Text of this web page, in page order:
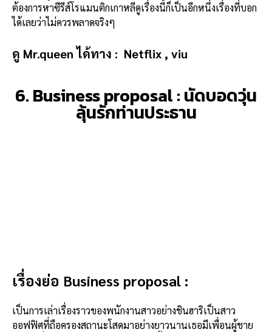
ต้องการหาซีรีส์โรแมนติกเกาหลีดูเรื่องนี้ก็เป็นอีกหนึ่งเรื่องที่บอก
ได้เลยว่าไม่ควรพลาดจริงๆ
ดู Mr.queen ได้ทาง : Netflix , viu
6. Business proposal : นัดบอดวุ่น
ลุ้นรักท่านประธาน
เรื่องย่อ Business proposal :
เป็นการเล่าเรื่องราวของพนักงานสาวอย่างชินฮาริเป็นสาว
ออฟฟิศที่ถือครองสถานะโสดมาอย่างยาวนานเธอมีเพื่อนผู้ชาย